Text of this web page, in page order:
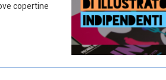
copertine